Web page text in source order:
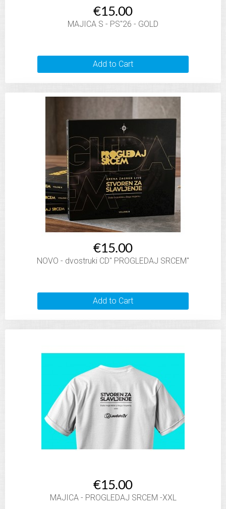
€15.00
MAJICA S - PS"26 - GOLD
Add to Cart
€15.00
NOVO - dvostruki CD" PROGLEDAJ SRCEM"
Add to Cart
€15.00
MAJICA - PROGLEDAJ SRCEM -XXL